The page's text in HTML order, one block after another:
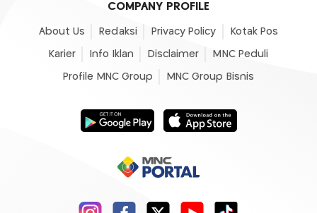
COMPANY PROFILE
About Us Redaksi Privacy Policy Kotak Pos
Karier Info Iklan Disclaimer MNC Peduli
Profile MNC Group MNC Group Bisnis